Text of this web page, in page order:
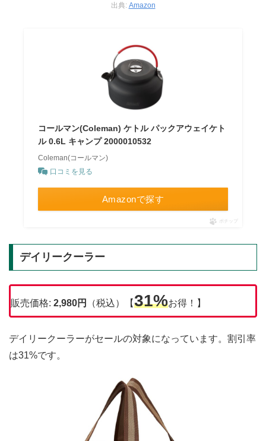
出典: Amazon
コールマン(Coleman) ケトル パックアウェイケト
ル 0.6L キャンプ 2000010532
Coleman(コールマン)
口コミを見る
Amazonで探す
ポチップ
デイリークーラー
販売価格: 2,980円 （税込）【31%お得！】
デイリークーラーがセールの対象になっています。割引率
は31%です。